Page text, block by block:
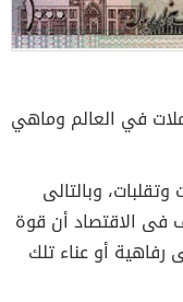
في العالم وماهي
وبالتالى
فى الاقتصاد أن قوة
أو عناء تلك